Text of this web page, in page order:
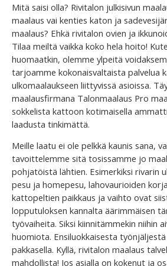
Mitä saisi olla? Rivitalon julkisivun
maalaus vai kenties katon ja
maalaus? Ehkä rivitalon ovien ja
Tilaa meiltä vaikka koko hela hoito!
huomaatkin, olemme ylpeitä
tarjoamme kokonaisvaltaista palvelua
ulkomaalaukseen liittyvissä asioissa.
maalausfirmana Talonmaalaus Pro
sokkelista kattoon kotimaisella
laadusta tinkimättä.
Meille laatu ei ole pelkkä kaunis sana,
tavoittelemme sitä tosissamme jo
pohjatöistä lähtien. Esimerkiksi rivarin
pesu ja homepesu, lahovaurioiden
kattopeltien paikkaus ja vaihto ovat
lopputuloksen kannalta äärimmäisen
työvaiheita. Siksi kiinnitämmekin niihin
huomiota. Ensiluokkaisesta
pakkasella. Kyllä, rivitalon maalaus
mahdollista! Jos asialla on kokenut ja